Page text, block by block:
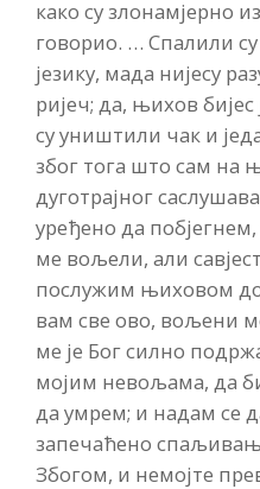
како су злонамјерно
говорио. … Спалили
језику, мада нијесу
ријеч; да, њихов
су уништили чак и
због тога што сам на
дуготрајног
уређено да
ме вољели, али
послужим њиховом
вам све ово, вољени
ме је Бог силно
мојим невољама, да
да умрем; и надам се
запечаћено
Збогом, и немојте